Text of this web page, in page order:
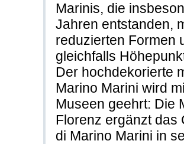
Marinis, die
Jahren entstanden,
reduzierten Formen
gleichfalls
Der hochdekorierte
Marino Marini wird
Museen geehrt: Die
Florenz ergänzt das
di Marino Marini in